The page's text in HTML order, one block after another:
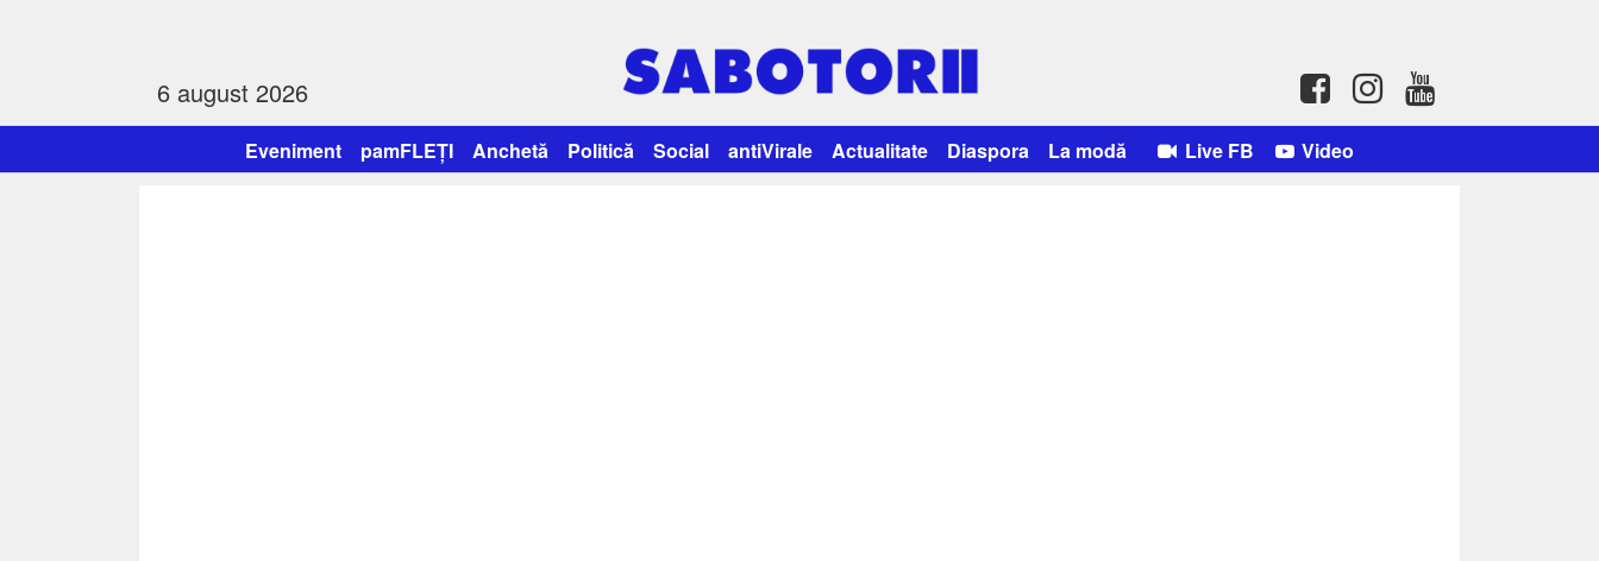
6 august 2026
Eveniment pamFLEȚI Anchetă Politică Social antiVirale Actualitate Diaspora La modă Live FB Video